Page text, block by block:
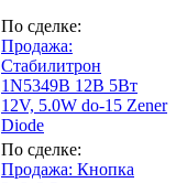
По сделке:
Продажа:
Стабилитрон
1N5349B 12В 5Вт
12V, 5.0W do-15 Zener
Diode
По сделке:
Продажа: Кнопка